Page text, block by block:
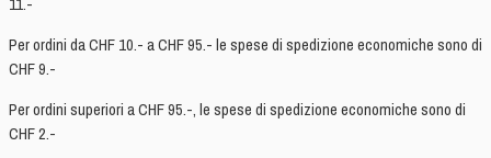
11.-
Per ordini da CHF 10.- a CHF 95.- le spese di spedizione economiche sono di
CHF 9.-
Per ordini superiori a CHF 95.-, le spese di spedizione economiche sono di
CHF 2.-